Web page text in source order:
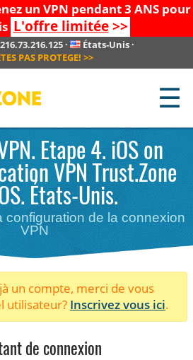
un VPN pendant 3 ANS pour
L'offre limitée>>
216.73.216.125· États-Unis ·
PAS PROTEGE! >>
☰
Etape 4. iOS on
VPN Trust.Zone
États-Unis.
configuration de la connexion
VPN
un compte, merci de vous
utilisateur? Inscrivez vous ici.
de connexion